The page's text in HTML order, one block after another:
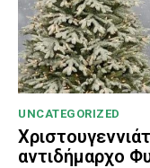
UNCATEGORIZED
αντιδήμαρχο